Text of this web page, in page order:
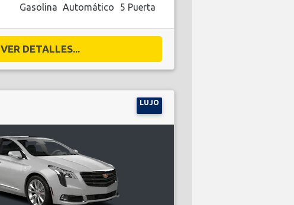
Gasolina Automático 5 Puerta
VER DETALLES...
LUJO